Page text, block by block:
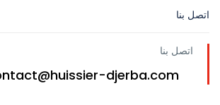
اتصل بنا
اتصل بنا
djerba.com